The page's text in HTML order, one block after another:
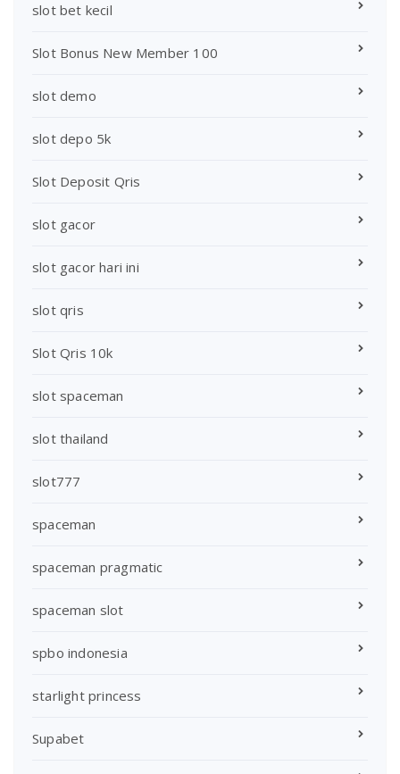
slot bet kecil
Slot Bonus New Member 100
slot demo
slot depo 5k
Slot Deposit Qris
slot gacor
slot gacor hari ini
slot qris
Slot Qris 10k
slot spaceman
slot thailand
slot777
spaceman
spaceman pragmatic
spaceman slot
spbo indonesia
starlight princess
Supabet